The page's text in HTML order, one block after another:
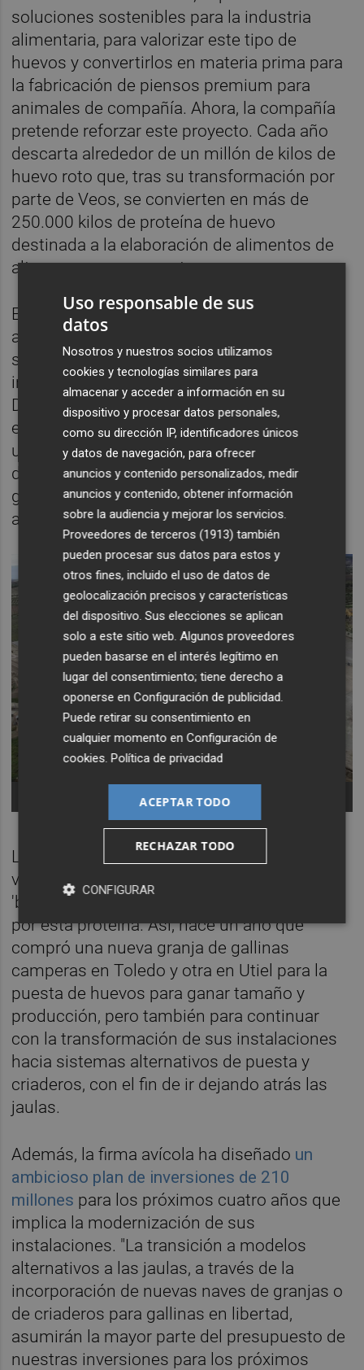
soluciones sostenibles para la industria
alimentaria, para valorizar este tipo de
huevos y convertirlos en materia prima para
la fabricación de piensos premium para
animales de compañía. Ahora, la compañía
pretende reforzar este proyecto. Cada año
descarta alrededor de un millón de kilos de
huevo roto que, tras su transformación por
parte de Veos, se convierten en más de
250.000 kilos de proteína de huevo
destinada a la elaboración de alimentos de
alta gama para mascotas.
El objetivo de la compañía es separar esta
actividad de la matriz y concentrar en una
sociedad específica todos los proyectos de
innovación, explican desde Huevos Guillén.
De este modo, el grupo dota de una
estructura propia a su actividad de I+D+i en
un momento en el que la investigación y el
desarrollo de nuevos productos y procesos
ganan protagonismo dentro de la industria
alimentaria.
Lo cierto es que en los últimos años la
valenciana no ha dejado de crecer ante el
'boom' de la demanda de los consumidores
por esta proteína. Así, hace un año que
compró una nueva granja de gallinas
camperas en Toledo y otra en Utiel para la
puesta de huevos para ganar tamaño y
producción, pero también para continuar
con la transformación de sus instalaciones
hacia sistemas alternativos de puesta y
criaderos, con el fin de ir dejando atrás las
jaulas.
Además, la firma avícola ha diseñado un
ambicioso plan de inversiones de 210
millones para los próximos cuatro años que
implica la modernización de sus
instalaciones. "La transición a modelos
alternativos a las jaulas, a través de la
incorporación de nuevas naves de granjas o
de criaderos para gallinas en libertad,
asumirán la mayor parte del presupuesto de
nuestras inversiones para los próximos
Uso responsable de sus
datos
Nosotros y nuestros socios utilizamos
cookies y tecnologías similares para
almacenar y acceder a información en su
dispositivo y procesar datos personales,
como su dirección IP, identificadores únicos
y datos de navegación, para ofrecer
anuncios y contenido personalizados, medir
anuncios y contenido, obtener información
sobre la audiencia y mejorar los servicios.
Proveedores de terceros (1913) también
pueden procesar sus datos para estos y
otros fines, incluido el uso de datos de
geolocalización precisos y características
del dispositivo. Sus elecciones se aplican
solo a este sitio web. Algunos proveedores
pueden basarse en el interés legítimo en
lugar del consentimiento; tiene derecho a
oponerse enConfiguración de publicidad
Puede retirar su consentimiento en
cualquier momento enConfiguración de
cookies .Política de privacidad
ACEPTAR TODO
RECHAZAR TODO
CONFIGURAR